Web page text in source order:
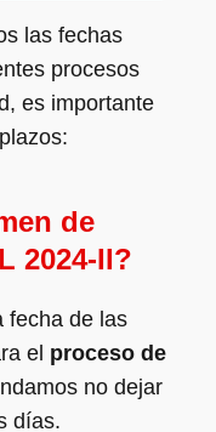
las fechas
procesos
es importante
de
2024-II?
fecha de las
el proceso de
no dejar
días.